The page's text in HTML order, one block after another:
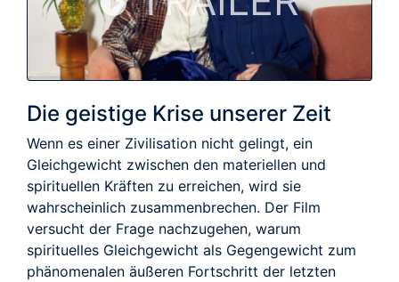
Die geistige Krise unserer Zeit
Wenn es einer Zivilisation nicht gelingt, ein
Gleichgewicht zwischen den materiellen und
spirituellen Kräften zu erreichen, wird sie
wahrscheinlich zusammenbrechen. Der Film
versucht der Frage nachzugehen, warum
spirituelles Gleichgewicht als Gegengewicht zum
phänomenalen äußeren Fortschritt der letzten